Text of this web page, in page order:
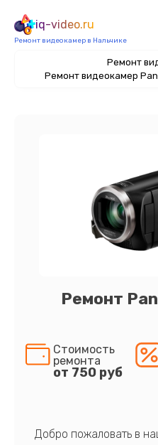
iq-video.ru
Ремонт видеокамер в Нальчике
Ремонт
Ремонт видеокамер
Ремонт
Стоимость
ремонта
от 750 руб
Добро пожаловать в